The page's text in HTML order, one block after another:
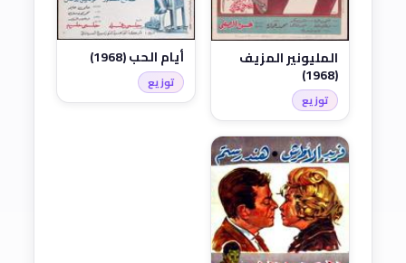
المليونير المزيف
(1968)
توزيع
أيام الحب (1968)
توزيع